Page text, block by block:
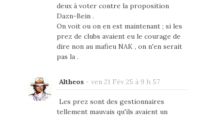
deux à voter contre la proposition
Dazn-Bein .
On voit ou on en est maintenant ; si les
prez de clubs avaient eu le courage de
dire non au mafieu NAK , on n'en serait
pas la .
Altheos- ven 21 Fév 25 à 9 h 57
Les prez sont des gestionnaires
tellement mauvais qu'ils avaient un